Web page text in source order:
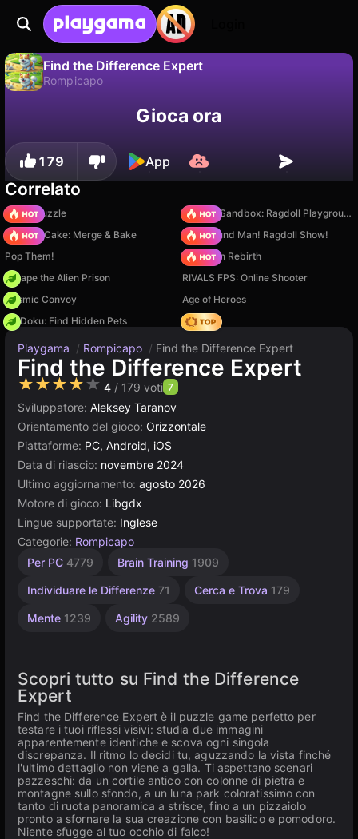
Find the Difference Expert
Rompicapo
Salva i progressi!Gioca ora
179 App
Correlato
Arrow Puzzle
Sprunki Sandbox: Ragdoll Playground Mode
Piece of Cake: Merge & Bake
Playground Man! Ragdoll Show!
Pop Them!
Stickman Rebirth
Escape the Alien Prison
RIVALS FPS: Online Shooter
Cosmic Convoy
Age of Heroes
PetDoku: Find Hidden Pets
Hedgies
Playgama / Rompicapo / Find the Difference Expert
Find the Difference Expert
★★★★★ 4 / 179 voti 7
Sviluppatore: Aleksey Taranov
Orientamento del gioco: Orizzontale
Piattaforme: PC, Android, iOS
Data di rilascio: novembre 2024
Ultimo aggiornamento: agosto 2026
Motore di gioco: Libgdx
Lingue supportate: Inglese
Categorie: Rompicapo
Per PC 4779 Brain Training 1909
Individuare le Differenze 71 Cerca e Trova 179
Mente 1239 Agility 2589
Desktop
Per 1
4147
Browser
Scopri tutto su Find the Difference
Expert
Find the Difference Expert è il puzzle game perfetto per
testare i tuoi riflessi visivi: studia due immagini
apparentemente identiche e scova ogni singola
discrepanza. Il ritmo lo decidi tu, aguzzando la vista finché
l'ultimo dettaglio non viene a galla. Ti aspettano scenari
pazzeschi: da un cortile antico con colonne di pietra e
montagne sullo sfondo, a un luna park coloratissimo con
tanto di ruota panoramica a strisce, fino a un pizzaiolo
pronto a sfornare la sua creazione con basilico e pomodoro.
Niente sfugge al tuo occhio di falco!